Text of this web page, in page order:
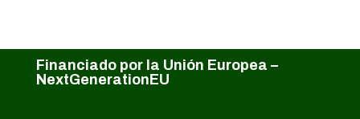
Financiado por la Unión Europea –
NextGenerationEU